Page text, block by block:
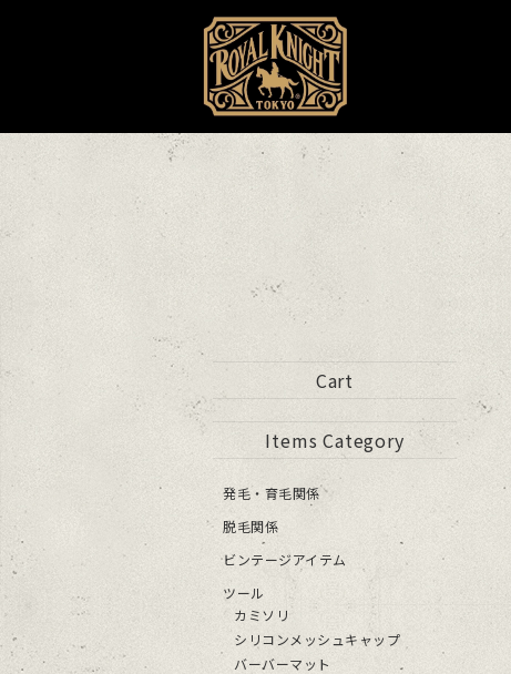
Cart
Items Category
発毛・育毛関係
脱毛関係
ビンテージアイテム
ツール
カミソリ
シリコンメッシュキャップ
バーバーマット